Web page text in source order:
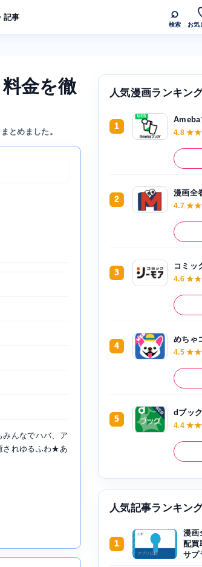
記事 ⌕
検索 お気
金を徹
とめました。
んなでハバ、ア
されゆるふわ★あ
人気漫画ランキン
1
Ameba
4.8
2
漫画全
4.7
3
コミッ
4.6
4
めちゃ
4.5
5
dブック
4.4
人気記事ランキン
1
漫画
配買
サプ